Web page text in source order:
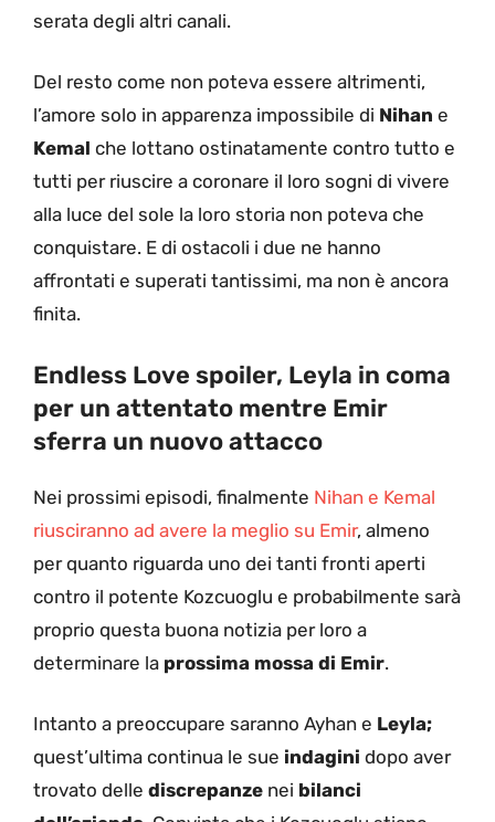
serata degli altri canali.
Del resto come non poteva essere altrimenti,
l’amore solo in apparenza impossibile di Nihan e
Kemal che lottano ostinatamente contro tutto e
tutti per riuscire a coronare il loro sogni di vivere
alla luce del sole la loro storia non poteva che
conquistare. E di ostacoli i due ne hanno
affrontati e superati tantissimi, ma non è ancora
finita.
Endless Love spoiler, Leyla in coma
per un attentato mentre Emir
sferra un nuovo attacco
Nei prossimi episodi, finalmente Nihan e Kemal
riusciranno ad avere la meglio su Emir, almeno
per quanto riguarda uno dei tanti fronti aperti
contro il potente Kozcuoglu e probabilmente sarà
proprio questa buona notizia per loro a
determinare la prossima mossa di Emir.
Intanto a preoccupare saranno Ayhan e Leyla;
quest’ultima continua le sue indagini dopo aver
trovato delle discrepanze nei bilanci